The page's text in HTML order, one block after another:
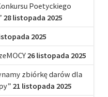
Poetyckiego
28 listopada 2025
2025
26 listopada 2025
zbiórkę darów dla
21 listopada 2025